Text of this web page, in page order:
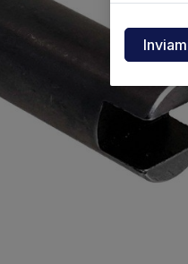
Dhollandia
Elefantcar
MBB
MIR sponde
Palfinger